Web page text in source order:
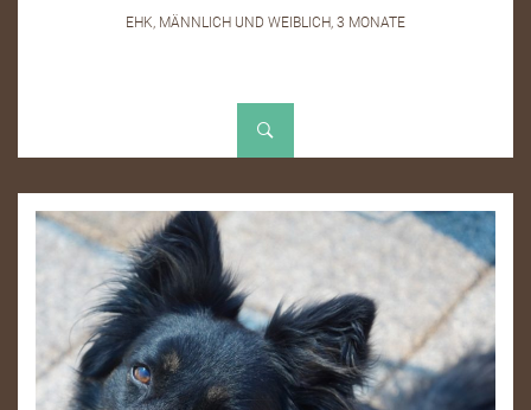
EHK, MÄNNLICH UND WEIBLICH, 3 MONATE